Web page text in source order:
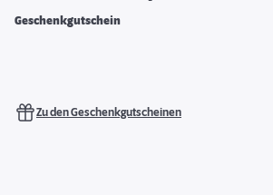
Geschenkgutschein
Zu den Geschenkgutscheinen